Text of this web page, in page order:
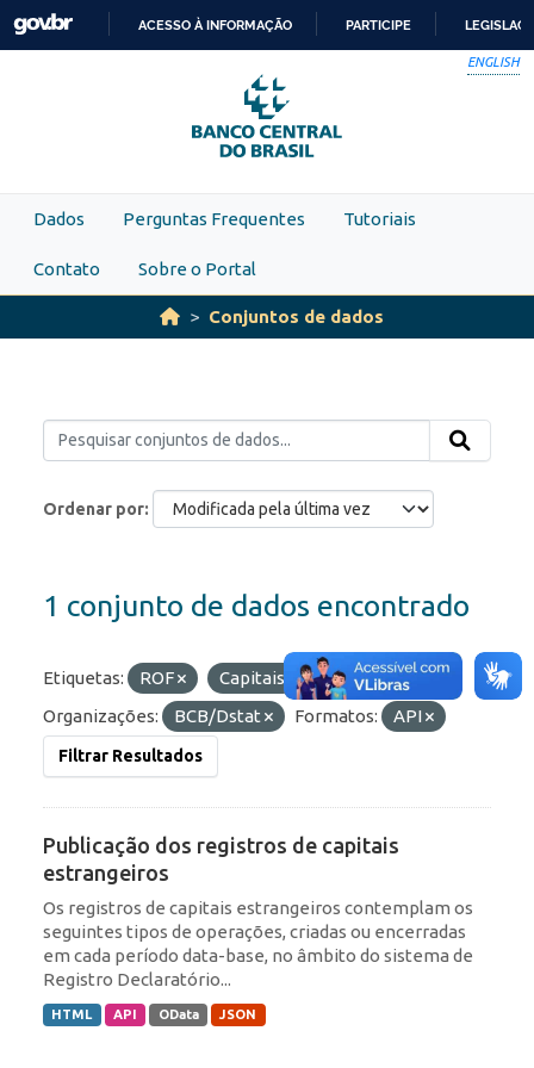
Skip to main content
PARA
O
CONTEÚDO
ACESSO À INFORMAÇÃO PARTICIPE
ENGLISH
Dados Perguntas Frequentes Tutoriais
Contato Sobre o Portal
Conjuntos de dados
Ordenar por
1 conjunto de dados encontrado
Etiquetas: ROF
Capitais Estrangeiros
Organizações:
BCB/Dstat Formatos: API
Filtrar Resultados
Publicação dos registros de capitais
estrangeiros
Os registros de capitais estrangeiros contemplam os
seguintes tipos de operações, criadas ou encerradas
em cada período data-base, no âmbito do sistema de
Registro Declaratório...
HTML API OData JSON